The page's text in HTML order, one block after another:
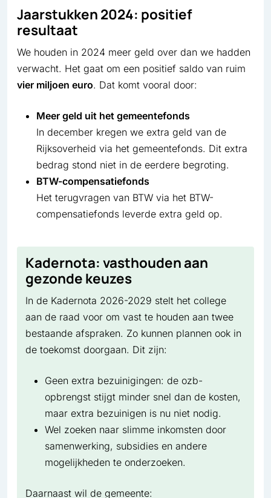
Jaarstukken 2024: positief
resultaat
We houden in 2024 meer geld over dan we hadden
verwacht. Het gaat om een positief saldo van ruim
vier miljoen euro. Dat komt vooral door:
Meer geld uit het gemeentefonds
In december kregen we extra geld van de
Rijksoverheid via het gemeentefonds. Dit extra
bedrag stond niet in de eerdere begroting.
BTW-compensatiefonds
Het terugvragen van BTW via het BTW-
compensatiefonds leverde extra geld op.
Kadernota: vasthouden aan
gezonde keuzes
In de Kadernota 2026-2029 stelt het college
aan de raad voor om vast te houden aan twee
bestaande afspraken. Zo kunnen plannen ook in
de toekomst doorgaan. Dit zijn:
Geen extra bezuinigingen: de ozb-
opbrengst stijgt minder snel dan de kosten,
maar extra bezuinigen is nu niet nodig.
Wel zoeken naar slimme inkomsten door
samenwerking, subsidies en andere
mogelijkheden te onderzoeken.
Daarnaast wil de gemeente: